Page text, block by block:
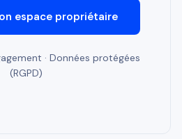
espace propriétaire
· Données protégées
(RGPD)